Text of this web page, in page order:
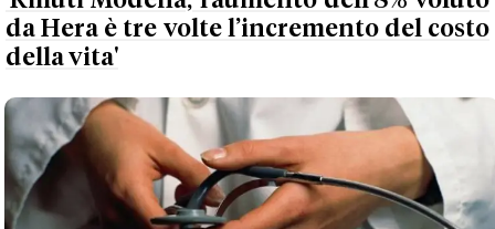
da Hera è tre volte l’incremento del costo
della vita'